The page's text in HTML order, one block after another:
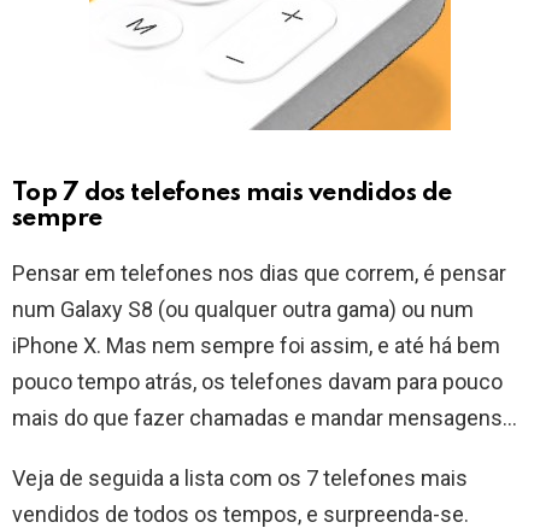
Top 7 dos telefones mais vendidos de
sempre
Pensar em telefones nos dias que correm, é pensar
num Galaxy S8 (ou qualquer outra gama) ou num
iPhone X. Mas nem sempre foi assim, e até há bem
pouco tempo atrás, os telefones davam para pouco
mais do que fazer chamadas e mandar mensagens…
Veja de seguida a lista com os 7 telefones mais
vendidos de todos os tempos, e surpreenda-se.